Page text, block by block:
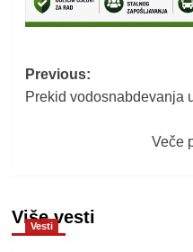
Post
navigation
Previous:
Prekid vodosnabdevanja
Veče
Više vesti
Vesti